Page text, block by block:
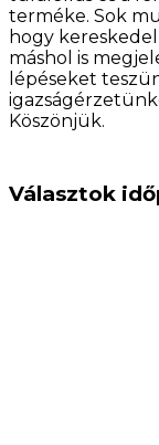
terméke. Sok
hogy
máshol is
lépéseket
Köszönjük.
Választok